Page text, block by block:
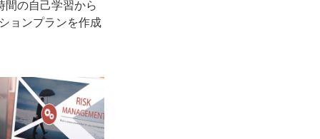
の自己学習から
ョンプランを作成